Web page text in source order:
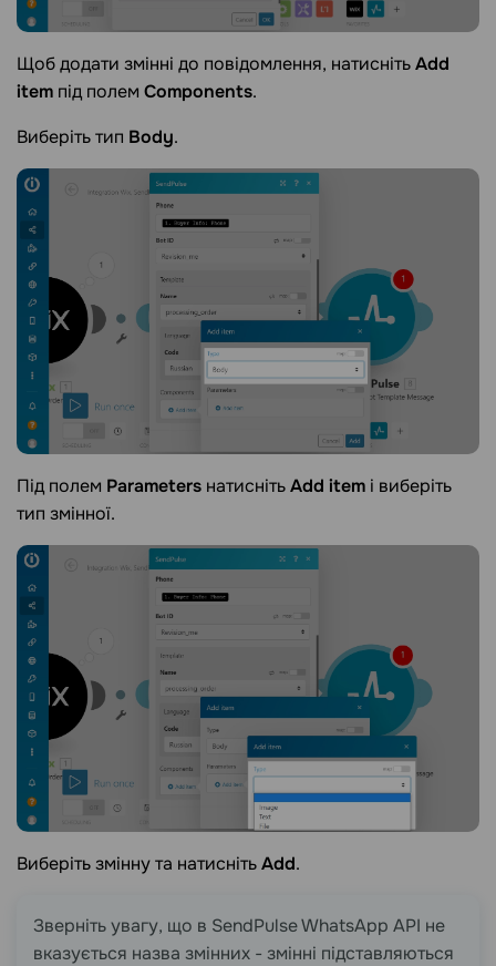
Щоб додати змінні до повідомлення, натиснітьAdd
item під полем Components.
Виберіть тип Body.
Під полем Parameters натиснітьAdd item і виберіть
тип змінної.
Виберіть змінну та натиснітьAdd.
Зверніть увагу, що в SendPulse WhatsApp API не
вказується назва змінних - змінні підставляються